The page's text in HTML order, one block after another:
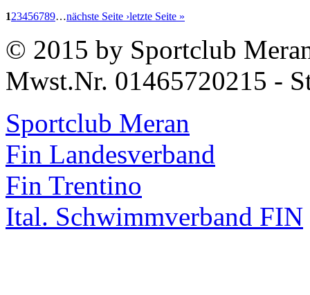
123456789…nächste Seite ›letzte Seite »
© 2015 by Sportclub
Mwst.Nr. 01465720215 -
Sportclub Meran
Fin Landesverband
Fin Trentino
Ital. Schwimmverband FIN